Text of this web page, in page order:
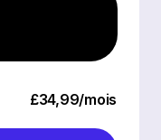
£34,99/mois